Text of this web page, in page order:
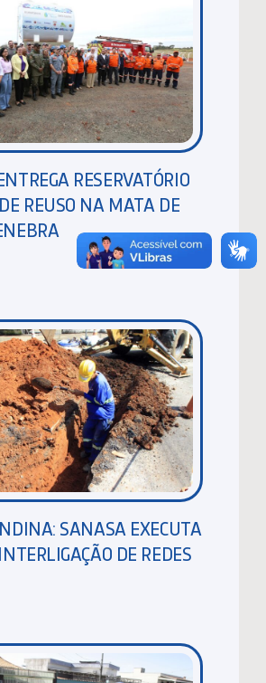
RESERVATÓRIO
REUSO NA MATA DE
SANASA EXECUTA
DE REDES